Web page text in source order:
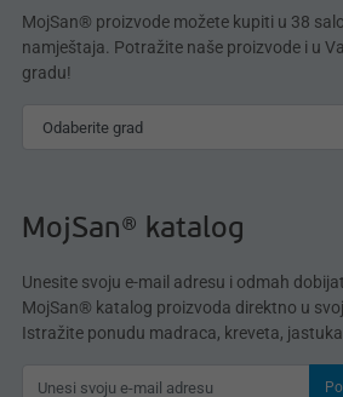
MojSan® proizvode možete kupiti u 38
namještaja. Potražite naše proizvode i u
gradu!
MojSan® katalog
Unesite svoju e-mail adresu i odmah
MojSan® katalog proizvoda direktno u svoj
Istražite ponudu madraca, kreveta, jastuka